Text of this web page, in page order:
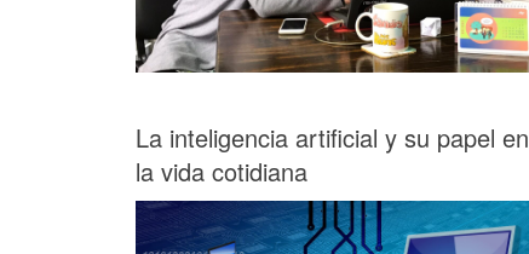
La inteligencia artificial y su papel en
la vida cotidiana